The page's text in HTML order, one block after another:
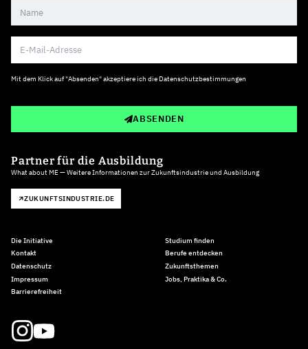
Mit dem Klick auf "Absenden" akzeptiere ich die Datenschutzbestimmungen
ABSENDEN
Partner für die Ausbildung
What about ME — Weitere Informationen zur Zukunftsindustrie und Ausbildung
ZUKUNFTSINDUSTRIE.DE
Die Initiative
Kontakt
Datenschutz
Impressum
Barrierefreiheit
Studium finden
Berufe entdecken
Zukunftsthemen
Jobs, Praktika & Co.